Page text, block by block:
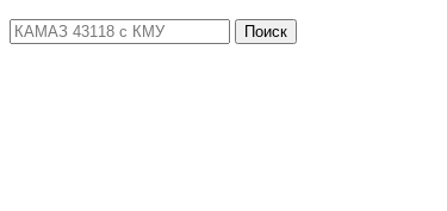
Поиск